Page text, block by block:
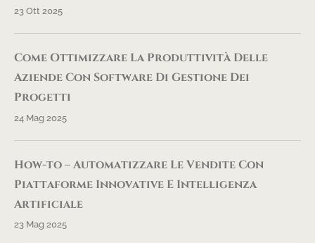
23 Ott 2025
Come Ottimizzare La Produttività Delle
Aziende Con Software Di Gestione Dei
Progetti
24 Mag 2025
How-to – Automatizzare Le Vendite Con
Piattaforme Innovative E Intelligenza
Artificiale
23 Mag 2025